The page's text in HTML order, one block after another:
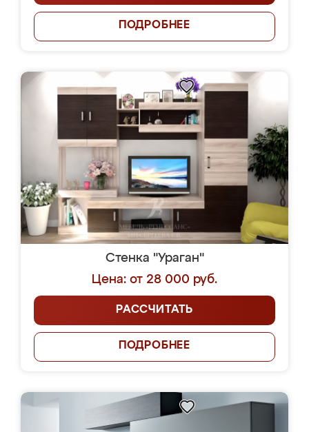
ПОДРОБНЕЕ
Стенка "Ураган"
Цена: от 28 000 руб.
РАССЧИТАТЬ
ПОДРОБНЕЕ